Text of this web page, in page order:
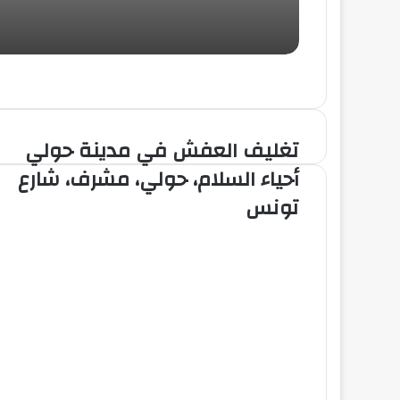
تغليف العفش في مدينة حولي
أحياء السلام، حولي، مشرف، شارع
تونس